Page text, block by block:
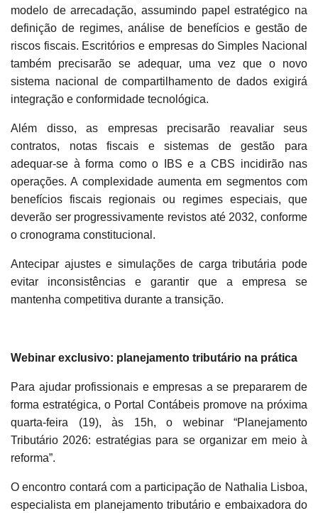
modelo de arrecadação, assumindo papel estratégico na
definição de regimes, análise de benefícios e gestão de
riscos fiscais. Escritórios e empresas do Simples Nacional
também precisarão se adequar, uma vez que o novo
sistema nacional de compartilhamento de dados exigirá
integração e conformidade tecnológica.
Além disso, as empresas precisarão reavaliar seus
contratos, notas fiscais e sistemas de gestão para
adequar-se à forma como o IBS e a CBS incidirão nas
operações. A complexidade aumenta em segmentos com
benefícios fiscais regionais ou regimes especiais, que
deverão ser progressivamente revistos até 2032, conforme
o cronograma constitucional.
Antecipar ajustes e simulações de carga tributária pode
evitar inconsistências e garantir que a empresa se
mantenha competitiva durante a transição.
Webinar exclusivo: planejamento tributário na prática
Para ajudar profissionais e empresas a se prepararem de
forma estratégica, o Portal Contábeis promove na próxima
quarta-feira (19), às 15h, o webinar “Planejamento
Tributário 2026: estratégias para se organizar em meio à
reforma”.
O encontro contará com a participação de Nathalia Lisboa,
especialista em planejamento tributário e embaixadora do